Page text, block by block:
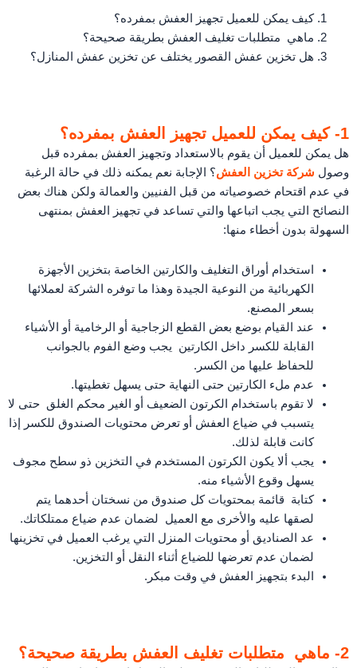
كيف يمكن للعميل تجهيز العفش بمفرده؟
ماهي متطلبات تغليف العفش بطريقة صحيحة؟
هل تخزين عفش القصور يختلف عن تخزين عفش المنازل؟
1- كيف يمكن للعميل تجهيز العفش بمفرده؟
هل يمكن للعميل أن يقوم بالاستعداد وتجهيز العفش بمفرده قبل
وصول شركة تخزين العفش؟ الإجابة نعم يمكنه ذلك في حالة الرغبة
في عدم اقتحام خصوصياته من قبل الفنيين والعمالة ولكن هناك بعض
النصائح التي يجب اتباعها والتي تساعد في تجهيز العفش بمنتهى
السهولة بدون أخطاء منها:
استخدام أوراق التغليف والكارتين الخاصة بتخزين الأجهزة
الكهربائية من النوعية الجيدة وهذا ما توفره الشركة لعملائها
بسعر المصنع.
عند القيام بوضع بعض القطع الزجاجية أو الرخامية أو الأشياء
القابلة للكسر داخل الكارتين يجب وضع الفوم بالجوانب
للحفاظ عليها من الكسر.
عدم ملء الكارتين حتى النهاية حتى يسهل تغطيتها.
لا تقوم باستخدام الكرتون الضعيف أو الغير محكم الغلق حتى لا
يتسبب في ضياع العفش أو تعرض محتويات الصندوق للكسر إذا
كانت قابلة لذلك.
يجب ألا يكون الكرتون المستخدم في التخزين ذو سطح مجوف
يسهل وقوع الأشياء منه.
كتابة قائمة بمحتويات كل صندوق من نسختان أحدهما يتم
لصقها عليه والأخرى مع العميل لضمان عدم ضياع ممتلكاتك.
عد الصناديق أو محتويات المنزل التي يرغب العميل في تخزينها
لضمان عدم تعرضها للضياع أثناء النقل أو التخزين.
البدء بتجهيز العفش في وقت مبكر.
2- ماهي متطلبات تغليف العفش بطريقة صحيحة؟